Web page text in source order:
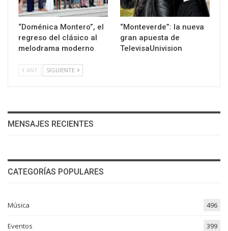
“Doménica Montero”, el
regreso del clásico al
melodrama moderno
“Monteverde”: la nueva
gran apuesta de
TelevisaUnivision
ANT SIGUIENTE
MENSAJES RECIENTES
CATEGORÍAS POPULARES
Música 496
Eventos 399